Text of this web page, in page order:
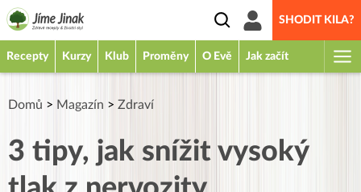
SHODIT KILA?
Recepty Kurzy Klub Proměny O Evě Jak začít
Domů > Magazín > Zdraví
3 tipy, jak snížit vysoký